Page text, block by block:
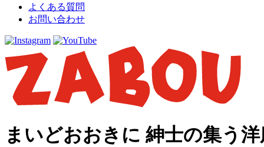
よくある質問
お問い合わせ
まいどおおきに 紳士の集う